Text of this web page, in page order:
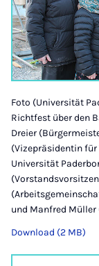
Foto (Universität
Richtfest über den
Dreier
(Vizepräsidentin
Universität
und Manfred Müller
Download (2 MB)